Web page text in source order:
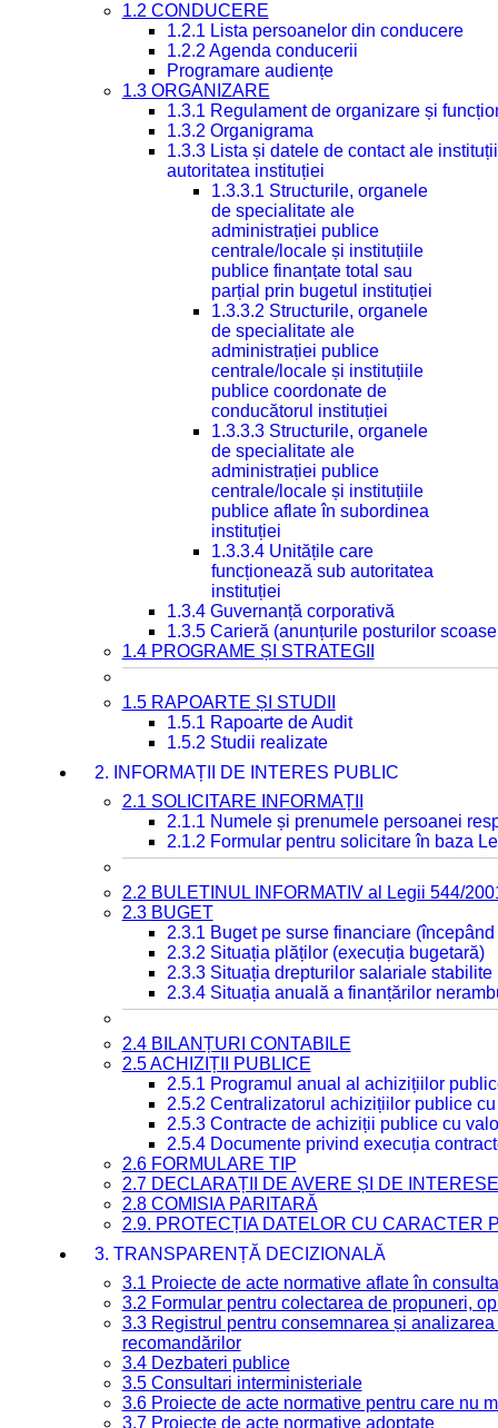
1.2 CONDUCERE
1.2.1 Lista persoanelor din conducere
1.2.2 Agenda conducerii
Programare audiențe
1.3 ORGANIZARE
1.3.1 Regulament de organizare și
1.3.2 Organigrama
1.3.3 Lista și datele de contact ale
autoritatea instituției
1.3.3.1 Structurile, organele
de specialitate ale
administrației publice
centrale/locale și instituțiile
publice finanțate total sau
parțial prin bugetul instituției
1.3.3.2 Structurile, organele
de specialitate ale
administrației publice
centrale/locale și instituțiile
publice coordonate de
conducătorul instituției
1.3.3.3 Structurile, organele
de specialitate ale
administrației publice
centrale/locale și instituțiile
publice aflate în subordinea
instituției
1.3.3.4 Unitățile care
funcționează sub autoritatea
instituției
1.3.4 Guvernanță corporativă
1.3.5 Carieră (anunțurile posturilor
1.4 PROGRAME ȘI STRATEGII
1.5 RAPOARTE ȘI STUDII
1.5.1 Rapoarte de Audit
1.5.2 Studii realizate
2. INFORMAȚII DE INTERES PUBLIC
2.1 SOLICITARE INFORMAȚII
2.1.1 Numele și prenumele persoanei
2.1.2 Formular pentru solicitare în baza
2.2 BULETINUL INFORMATIV al Legii 544/
2.3 BUGET
2.3.1 Buget pe surse financiare
2.3.2 Situația plăților (execuția bugetară)
2.3.3 Situația drepturilor salariale
2.3.4 Situația anuală a finanțărilor
2.4 BILANȚURI CONTABILE
2.5 ACHIZIȚII PUBLICE
2.5.1 Programul anual al achizițiilor
2.5.2 Centralizatorul achizițiilor publice
2.5.3 Contracte de achiziții publice cu
2.5.4 Documente privind execuția
2.6 FORMULARE TIP
2.7 DECLARAȚII DE AVERE ȘI DE INTERESE
2.8 COMISIA PARITARĂ
2.9. PROTECȚIA DATELOR CU CARACTER
3. TRANSPARENȚĂ DECIZIONALĂ
3.1 Proiecte de acte normative aflate în
3.2 Formular pentru colectarea de propuneri,
3.3 Registrul pentru consemnarea și
recomandărilor
3.4 Dezbateri publice
3.5 Consultari interministeriale
3.6 Proiecte de acte normative pentru care nu
3.7 Proiecte de acte normative adoptate